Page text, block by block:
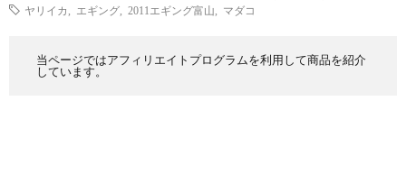
ヤリイカ
エギング 2011エギング富山 マダコ
当ページではアフィリエイトプログラムを利用して商品を紹介
しています。